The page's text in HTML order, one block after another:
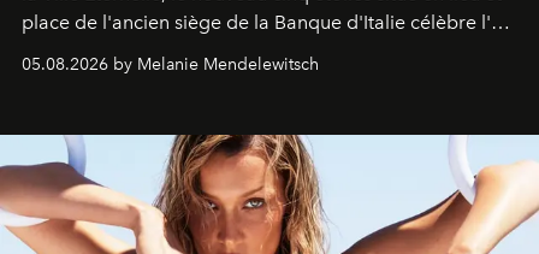
place de l'ancien siège de la Banque d'Italie célèbre l'art
05.08.2026 by Melanie Mendelewitsch